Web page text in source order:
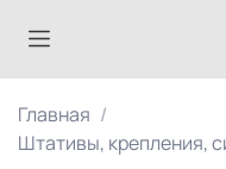
Главная
Штативы, крепления,